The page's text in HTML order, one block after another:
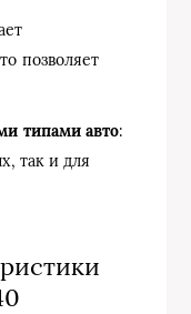
позволяет
типами авто:
так и для